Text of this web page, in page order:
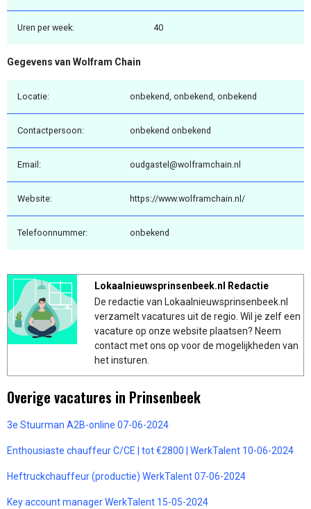
Uren per week: 40
Gegevens van Wolfram Chain
Locatie: onbekend, onbekend, onbekend
Contactpersoon: onbekend onbekend
Email: oudgastel@wolframchain.nl
Website: https://www.wolframchain.nl/
Telefoonnummer: onbekend
Lokaalnieuwsprinsenbeek.nl Redactie
De redactie van Lokaalnieuwsprinsenbeek.nl
verzamelt vacatures uit de regio. Wil je zelf een
vacature op onze website plaatsen? Neem
contact met ons op voor de mogelijkheden van
het insturen.
Overige vacatures in Prinsenbeek
3e Stuurman A2B-online 07-06-2024
Enthousiaste chauffeur C/CE | tot €2800 | WerkTalent 10-06-2024
Heftruckchauffeur (productie) WerkTalent 07-06-2024
Key account manager WerkTalent 15-05-2024